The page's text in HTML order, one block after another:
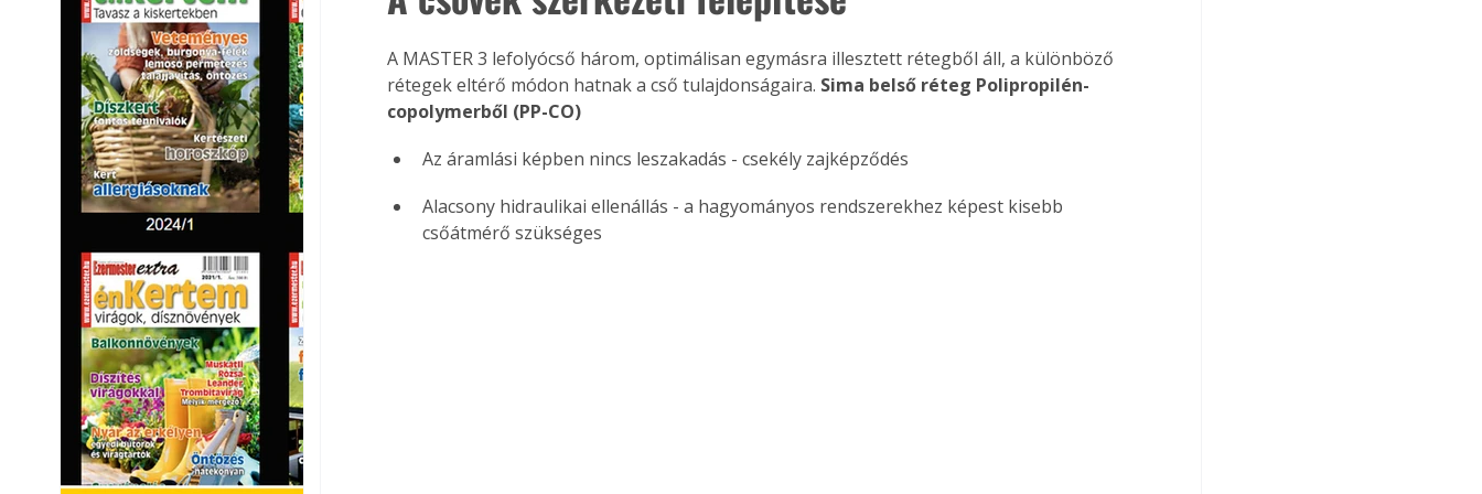
A MASTER 3 lefolyócső három, optimálisan egymásra illesztett rétegből áll, a különböző
rétegek eltérő módon hatnak a cső tulajdonságaira. Sima belső réteg Polipropilén-
copolymerből (PP-CO)
Az áramlási képben nincs leszakadás - csekély zajképződés
Alacsony hidraulikai ellenállás - a hagyományos rendszerekhez képest kisebb
csőátmérő szükséges